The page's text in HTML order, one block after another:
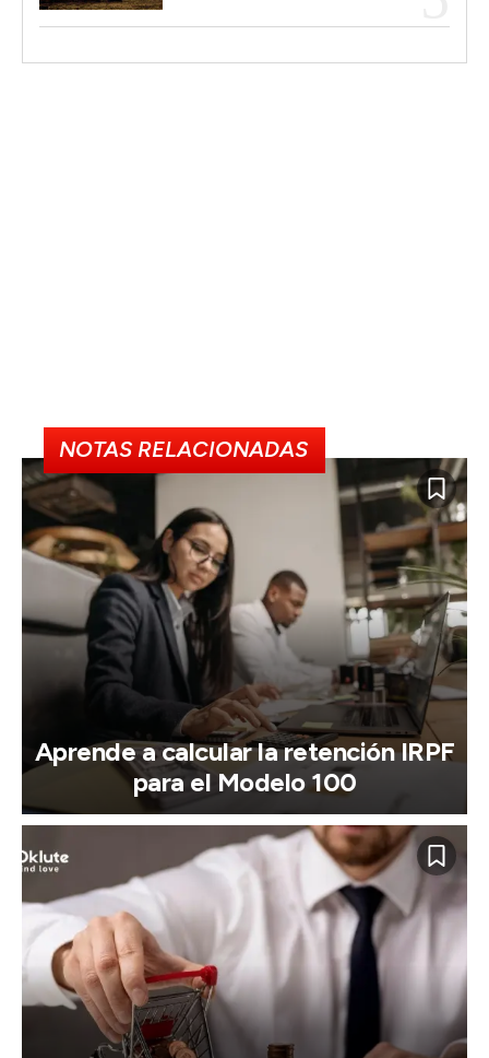
NOTAS RELACIONADAS
Aprende a calcular la retención IRPF
para el Modelo 100